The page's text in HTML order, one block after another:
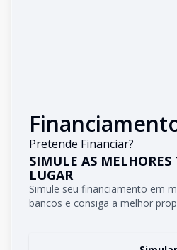
Pretende Financiar?
SIMULE AS
LUGAR
Simule seu financiamento em
bancos e consiga a melhor